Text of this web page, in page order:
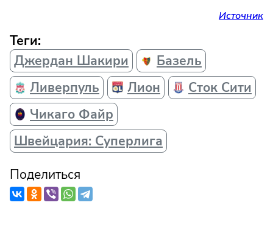
Источник
Теги:
Джердан Шакири
Базель
Ливерпуль
Лион
Сток Сити
Чикаго Файр
Швейцария: Суперлига
Поделиться